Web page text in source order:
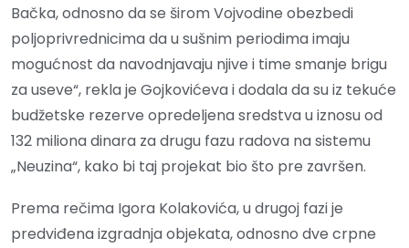
Bačka, odnosno da se širom Vojvodine obezbedi
poljoprivrednicima da u sušnim periodima imaju
mogućnost da navodnjavaju njive i time smanje brigu
za useve“, rekla je Gojkovićeva i dodala da su iz tekuće
budžetske rezerve opredeljena sredstva u iznosu od
132 miliona dinara za drugu fazu radova na sistemu
„Neuzina“, kako bi taj projekat bio što pre završen.
Prema rečima Igora Kolakovića, u drugoj fazi je
predviđena izgradnja objekata, odnosno dve crpne